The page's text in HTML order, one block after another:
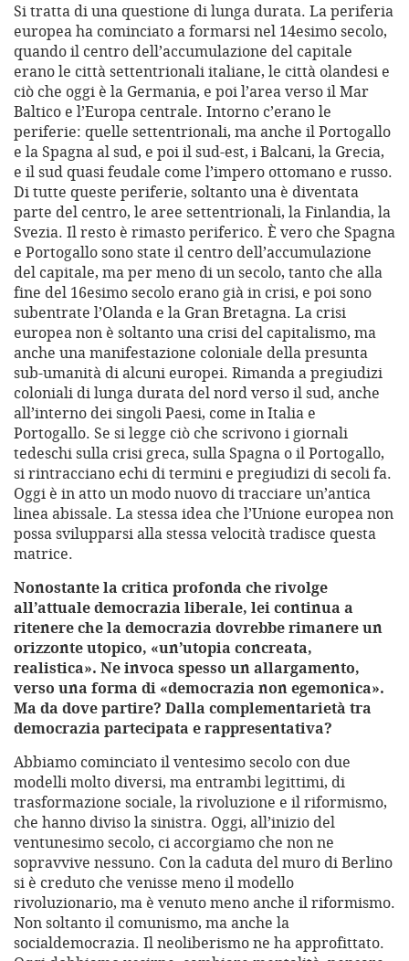
Si tratta di una questione di lunga durata. La periferia
europea ha cominciato a formarsi nel 14esimo secolo,
quando il centro dell’accumulazione del capitale
erano le città settentrionali italiane, le città olandesi e
ciò che oggi è la Germania, e poi l’area verso il Mar
Baltico e l’Europa centrale. Intorno c’erano le
periferie: quelle settentrionali, ma anche il Portogallo
e la Spagna al sud, e poi il sud-est, i Balcani, la Grecia,
e il sud quasi feudale come l’impero ottomano e russo.
Di tutte queste periferie, soltanto una è diventata
parte del centro, le aree settentrionali, la Finlandia, la
Svezia. Il resto è rimasto periferico. È vero che Spagna
e Portogallo sono state il centro dell’accumulazione
del capitale, ma per meno di un secolo, tanto che alla
fine del 16esimo secolo erano già in crisi, e poi sono
subentrate l’Olanda e la Gran Bretagna. La crisi
europea non è soltanto una crisi del capitalismo, ma
anche una manifestazione coloniale della presunta
sub-umanità di alcuni europei. Rimanda a pregiudizi
coloniali di lunga durata del nord verso il sud, anche
all’interno dei singoli Paesi, come in Italia e
Portogallo. Se si legge ciò che scrivono i giornali
tedeschi sulla crisi greca, sulla Spagna o il Portogallo,
si rintracciano echi di termini e pregiudizi di secoli fa.
Oggi è in atto un modo nuovo di tracciare un’antica
linea abissale. La stessa idea che l’Unione europea non
possa svilupparsi alla stessa velocità tradisce questa
matrice.
Nonostante la critica profonda che rivolge
all’attuale democrazia liberale, lei continua a
ritenere che la democrazia dovrebbe rimanere un
orizzonte utopico, «un’utopia concreata,
realistica». Ne invoca spesso un allargamento,
verso una forma di «democrazia non egemonica».
Ma da dove partire? Dalla complementarietà tra
democrazia partecipata e rappresentativa?
Abbiamo cominciato il ventesimo secolo con due
modelli molto diversi, ma entrambi legittimi, di
trasformazione sociale, la rivoluzione e il riformismo,
che hanno diviso la sinistra. Oggi, all’inizio del
ventunesimo secolo, ci accorgiamo che non ne
sopravvive nessuno. Con la caduta del muro di Berlino
si è creduto che venisse meno il modello
rivoluzionario, ma è venuto meno anche il riformismo.
Non soltanto il comunismo, ma anche la
socialdemocrazia. Il neoliberismo ne ha approfittato.